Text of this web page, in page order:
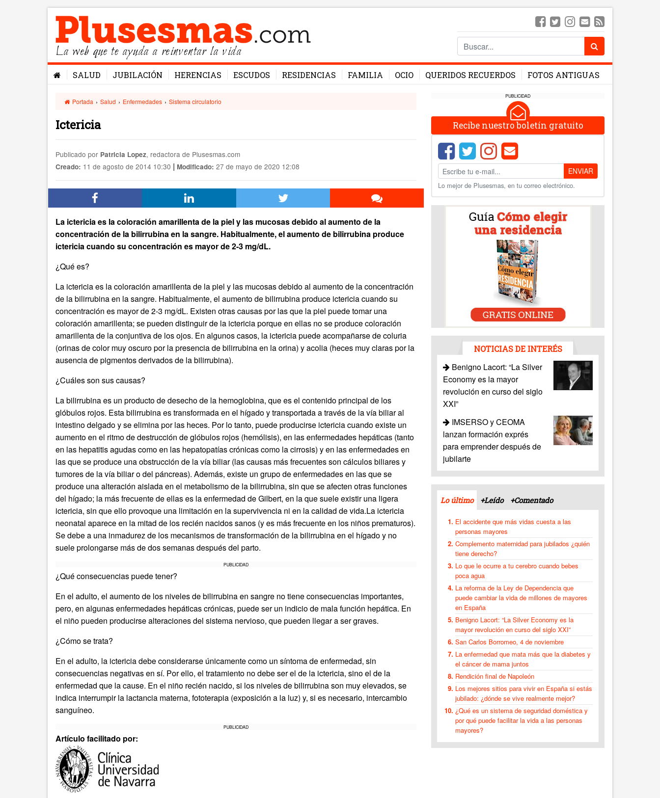
La web que te ayuda a reinventar la vida
SALUD JUBILACIÓN HERENCIAS ESCUDOS RESIDENCIAS FAMILIA OCIO QUERIDOS RECUERDOS FOTOS ANTIGUAS
Portada › Salud › Enfermedades › Sistema circulatorio
Ictericia
Publicado por Patricia Lopez, redactora de Plusesmas.com
Creado: 11 de agosto de 2014 10:30 | Modificado: 27 de mayo de 2020 12:08
La ictericia es la coloración amarillenta de la piel y las mucosas debido al aumento de la
concentración de la bilirrubina en la sangre. Habitualmente, el aumento de bilirrubina produce
ictericia cuando su concentración es mayor de 2-3 mg/dL.
¿Qué es?
La ictericia es la coloración amarillenta de la piel y las mucosas debido al aumento de la concentración
de la bilirrubina en la sangre. Habitualmente, el aumento de bilirrubina produce ictericia cuando su
concentración es mayor de 2-3 mg/dL. Existen otras causas por las que la piel puede tomar una
coloración amarillenta; se pueden distinguir de la ictericia porque en ellas no se produce coloración
amarillenta de la conjuntiva de los ojos. En algunos casos, la ictericia puede acompañarse de coluria
(orinas de color muy oscuro por la presencia de bilirrubina en la orina) y acolia (heces muy claras por la
ausencia de pigmentos derivados de la bilirrubina).
¿Cuáles son sus causas?
La bilirrubina es un producto de desecho de la hemoglobina, que es el contenido principal de los
glóbulos rojos. Esta bilirrubina es transformada en el hígado y transportada a través de la vía biliar al
intestino delgado y se elimina por las heces. Por lo tanto, puede producirse ictericia cuando existe un
aumento en el ritmo de destrucción de glóbulos rojos (hemólisis), en las enfermedades hepáticas (tanto
en las hepatitis agudas como en las hepatopatías crónicas como la cirrosis) y en las enfermedades en
las que se produce una obstrucción de la vía biliar (las causas más frecuentes son cálculos biliares y
tumores de la vía biliar o del páncreas). Además, existe un grupo de enfermedades en las que se
produce una alteración aislada en el metabolismo de la bilirrubina, sin que se afecten otras funciones
del hígado; la más frecuente de ellas es la enfermedad de Gilbert, en la que suele existir una ligera
ictericia, sin que ello provoque una limitación en la supervivencia ni en la calidad de vida.La ictericia
neonatal aparece en la mitad de los recién nacidos sanos (y es más frecuente en los niños prematuros).
Se debe a una inmadurez de los mecanismos de transformación de la bilirrubina en el hígado y no
suele prolongarse más de dos semanas después del parto.
PUBLICIDAD
¿Qué consecuencias puede tener?
En el adulto, el aumento de los niveles de bilirrubina en sangre no tiene consecuencias importantes,
pero, en algunas enfermedades hepáticas crónicas, puede ser un indicio de mala función hepática. En
el niño pueden producirse alteraciones del sistema nervioso, que pueden llegar a ser graves.
¿Cómo se trata?
En el adulto, la ictericia debe considerarse únicamente como un síntoma de enfermedad, sin
consecuencias negativas en sí. Por ello, el tratamiento no debe ser el de la ictericia, sino el de la
enfermedad que la cause. En el niño recién nacido, si los niveles de bilirrubina son muy elevados, se
indica interrumpir la lactancia materna, fototerapia (exposición a la luz) y, si es necesario, intercambio
sanguíneo.
PUBLICIDAD
Artículo facilitado por:
PUBLICIDAD
Recibe nuestro boletín gratuito
ENVIAR
Lo mejor de Plusesmas, en tu correo electrónico.
NOTICIAS DE INTERÉS
Benigno Lacort: “La Silver
Economy es la mayor
revolución en curso del siglo
XXI”
IMSERSO y CEOMA
lanzan formación exprés
para emprender después de
jubilarte
Lo último +Leído +Comentado
El accidente que más vidas cuesta a las
personas mayores
Complemento maternidad para jubilados ¿quién
tiene derecho?
Lo que le ocurre a tu cerebro cuando bebes
poca agua
La reforma de la Ley de Dependencia que
puede cambiar la vida de millones de mayores
en España
Benigno Lacort: “La Silver Economy es la
mayor revolución en curso del siglo XXI”
San Carlos Borromeo, 4 de noviembre
La enfermedad que mata más que la diabetes y
el cáncer de mama juntos
Rendición final de Napoleón
Los mejores sitios para vivir en España si estás
jubilado: ¿dónde se vive realmente mejor?
¿Qué es un sistema de seguridad doméstica y
por qué puede facilitar la vida a las personas
mayores?